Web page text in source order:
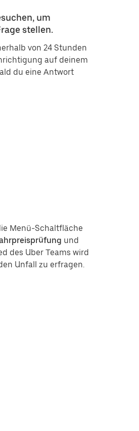
um
stellen.
von 24 Stunden
auf deinem
du eine Antwort
Menü-Schaltfläche
und
des Uber Teams wird
Unfall zu erfragen.